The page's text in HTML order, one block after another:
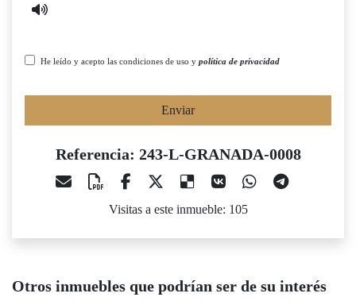
He leído y acepto las condiciones de uso y política de privacidad
Enviar
Referencia: 243-L-GRANADA-0008
Visitas a este inmueble: 105
Otros inmuebles que podrían ser de su interés